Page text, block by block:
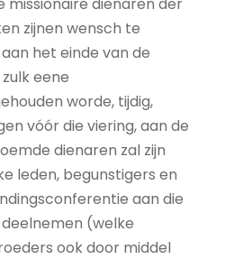
zijnen wensch te
het einde van de
eene
worde, tijdig,
vóór die viering, aan de
dienaren zal zijn
leden, begunstigers en
aan die
(welke
ook door middel